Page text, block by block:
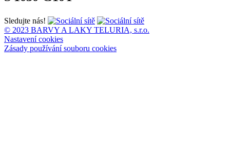
Sledujte nás!
© 2023 BARVY A LAKY TELURIA, s.r.o.
Nastavení cookies
Zásady používání souboru cookies